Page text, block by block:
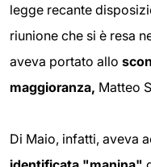
legge recante
riunione che si è resa
aveva portato allo
maggioranza, Matteo
Di Maio, infatti, aveva